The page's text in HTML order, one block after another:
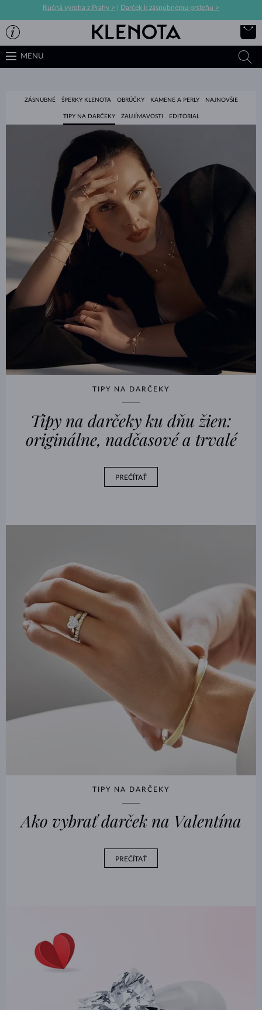
Ručná výroba z Prahy > Darček k zásnubnému prsteňu >
MENU
ZÁSNUBNÉ ŠPERKY KLENOTA OBRÚČKY KAMENE A PERLY NAJNOVŠIE
TIPY NA DARČEKY ZAUJÍMAVOSTI EDITORIAL
TIPY NA DARČEKY
Tipy na darčeky ku dňu žien:
originálne, nadčasové a trvalé
PREČÍTAŤ
TIPY NA DARČEKY
Ako vybrať darček na Valentína
PREČÍTAŤ